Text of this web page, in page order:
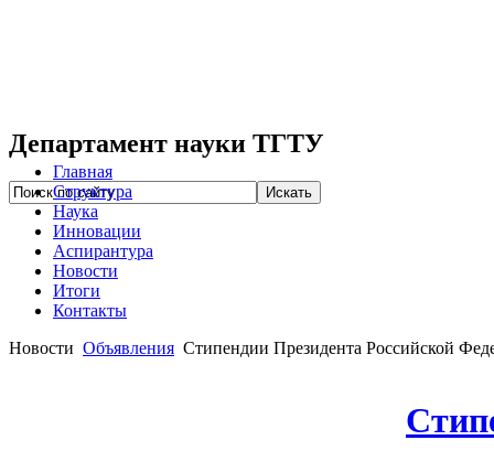
Департамент науки ТГТУ
Главная
Структура
Наука
Инновации
Аспирантура
Новости
Итоги
Контакты
Новости Объявления Стипендии Президента Российской